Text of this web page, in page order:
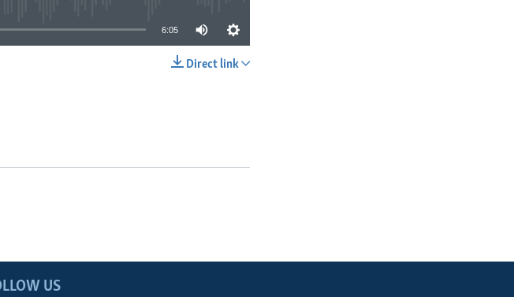
6:05
Direct link
US